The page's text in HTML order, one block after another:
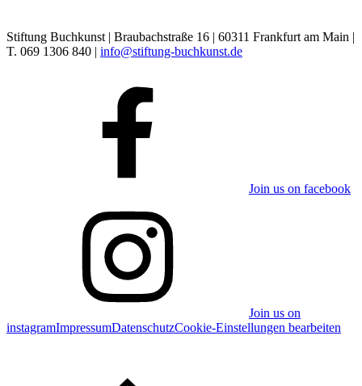
Stiftung Buchkunst | Braubachstraße 16 | 60311 Frankfurt am Main |
T. 069 1306 840 | info@stiftung-buchkunst.de
Join us on facebook
Join us on
instagramImpressumDatenschutzCookie-Einstellungen bearbeiten